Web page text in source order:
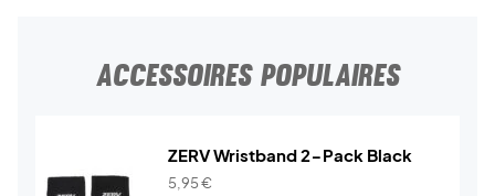
ACCESSOIRES POPULAIRES
ZERV Wristband 2-Pack Black
5,95€